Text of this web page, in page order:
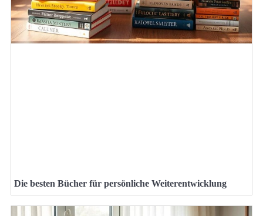
Die besten Bücher für persönliche Weiterentwicklung